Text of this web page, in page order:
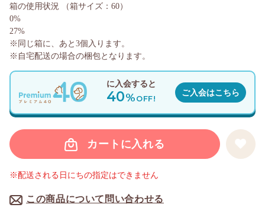
カートに入れる
この商品について問い合わせる
※配送される日にちの指定はできません
に入会すると
40%OFF!
ご入会はこちら
箱の使用状況
（箱サイズ：60）
0%
27%
※同じ箱に、あと 3個入ります。
※自宅配送の場合の梱包となります。